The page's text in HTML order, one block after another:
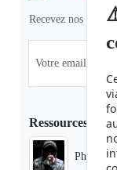
Recevez nos
Ressources
Phaduba